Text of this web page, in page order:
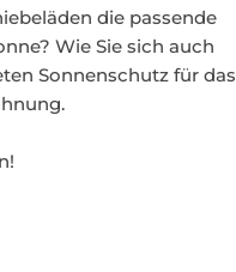
die passende
Wie Sie sich auch
Sonnenschutz für das